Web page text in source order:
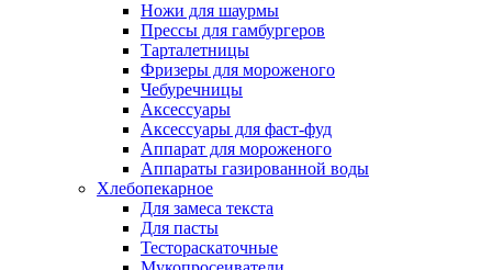
Ножи для шаурмы
Прессы для гамбургеров
Тарталетницы
Фризеры для мороженого
Чебуречницы
Аксессуары
Аксессуары для фаст-фуд
Аппарат для мороженого
Аппараты газированной воды
Хлебопекарное
Для замеса текста
Для пасты
Тестораскаточные